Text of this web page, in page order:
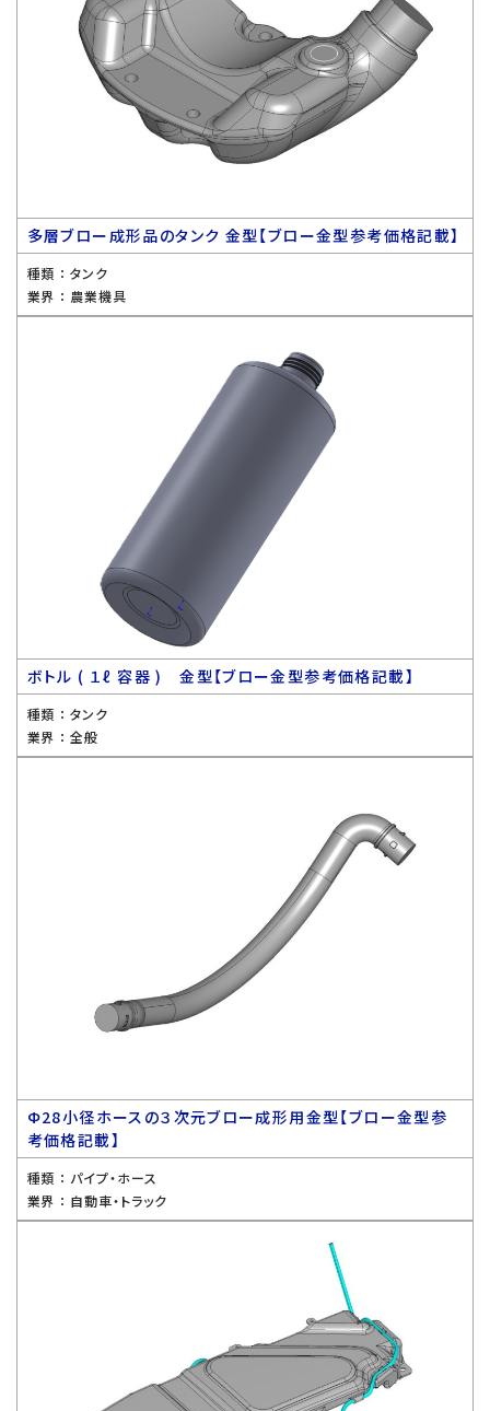
多層ブロー成形品のタンク 金型【ブロー金型参考価格記載】
種類 ： タンク
業界 ： 農業機具
ボトル ( １ℓ 容器 ) 金型【ブロー金型参考価格記載】
種類 ： タンク
業界 ： 全般
Ф28小径ホースの３次元ブロー成形用金型【ブロー金型参
考価格記載】
種類 ： パイプ・ホース
業界 ： 自動車・トラック